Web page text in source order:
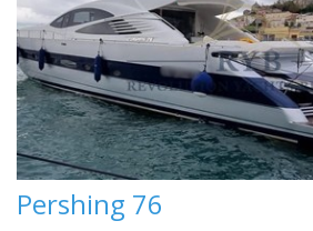
Pershing 76